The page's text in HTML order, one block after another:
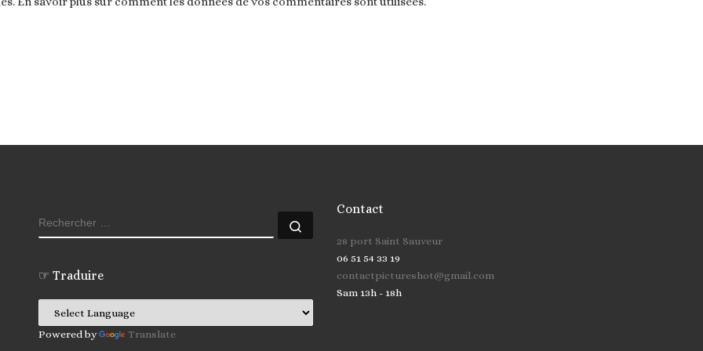
RECHERCHER
☞ Traduire
Powered by Translate
Contact
28 port Saint Sauveur
06 51 54 33 19
contactpictureshot@gmail.com
Sam 13h - 18h